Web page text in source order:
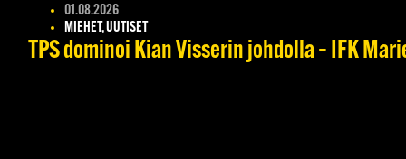
01.08.2026
MIEHET, UUTISET
TPS dominoi Kian Visserin johdolla – IFK